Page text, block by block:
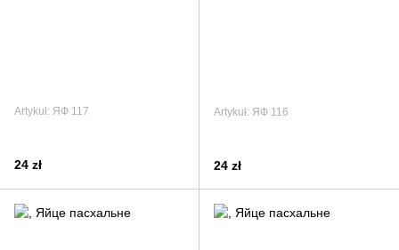
Artykuł: ЯФ 117
24 zł
Artykuł: ЯФ 116
24 zł